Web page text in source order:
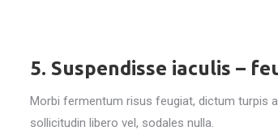
5. Suspendisse iaculis –
Morbi fermentum risus feugiat, dictum turpis
sollicitudin libero vel, sodales nulla.